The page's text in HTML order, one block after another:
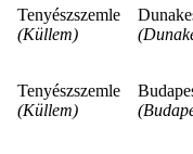
Tenyészszemle
(Küllem)
Tenyészszemle
(Küllem)